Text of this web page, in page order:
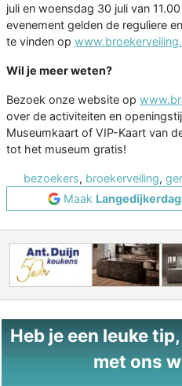
juli en woensdag 30 juli van
evenement gelden de reguliere
te vinden op
Wil je meer weten?
Bezoek onze website op
over de activiteiten en
Museumkaart of VIP-Kaart van
tot het museum gratis!
bezoekers, broekerveiling,
Maak
Heb je een leuke
met ons